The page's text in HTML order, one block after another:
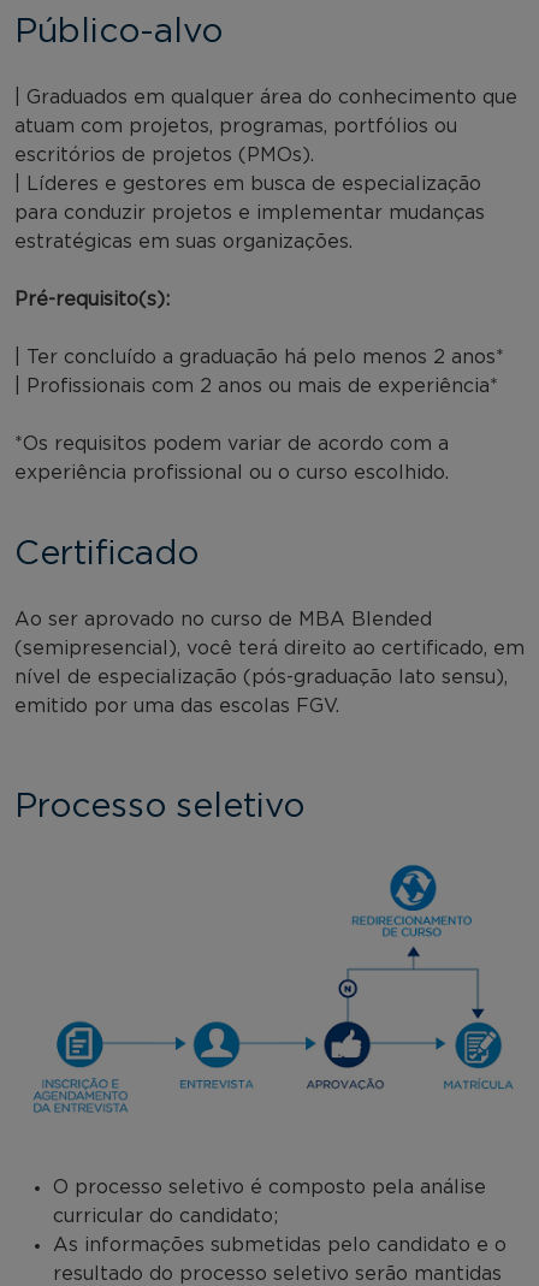
Público-alvo
| Graduados em qualquer área do conhecimento que
atuam com projetos, programas, portfólios ou
escritórios de projetos (PMOs).
| Líderes e gestores em busca de especialização
para conduzir projetos e implementar mudanças
estratégicas em suas organizações.
Pré-requisito(s):
| Ter concluído a graduação há pelo menos 2 anos*
| Profissionais com 2 anos ou mais de experiência*
*Os requisitos podem variar de acordo com a
experiência profissional ou o curso escolhido.
Certificado
Ao ser aprovado no curso de MBA Blended
(semipresencial), você terá direito ao certificado, em
nível de especialização (pós-graduação lato sensu),
emitido por uma das escolas FGV.
Processo seletivo
O processo seletivo é composto pela análise
curricular do candidato;
As informações submetidas pelo candidato e o
resultado do processo seletivo serão mantidas